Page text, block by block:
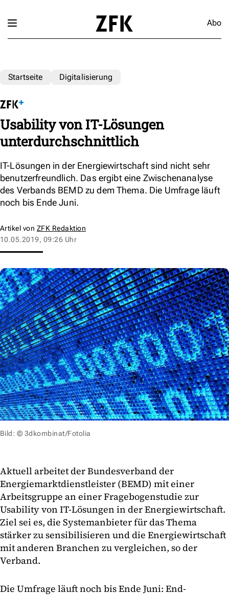
Abo
Startseite Digitalisierung
Usability von IT-Lösungen
unterdurchschnittlich
IT-Lösungen in der Energiewirtschaft sind nicht sehr
benutzerfreundlich. Das ergibt eine Zwischenanalyse
des Verbands BEMD zu dem Thema. Die Umfrage läuft
noch bis Ende Juni.
Artikel von ZFK Redaktion
10.05.2019, 09:26 Uhr
Bild: © 3dkombinat/Fotolia
Aktuell arbeitet der Bundesverband der
Energiemarktdienstleister (BEMD) mit einer
Arbeitsgruppe an einer Fragebogenstudie zur
Usability von IT-Lösungen in der Energiewirtschaft.
Ziel sei es, die Systemanbieter für das Thema
stärker zu sensibilisieren und die Energiewirtschaft
mit anderen Branchen zu vergleichen, so der
Verband.
Die Umfrage läuft noch bis Ende Juni: End-